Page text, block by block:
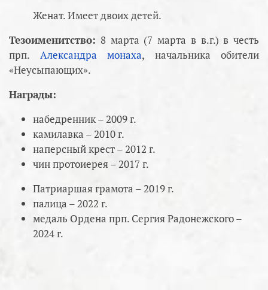
Женат. Имеет двоих детей.
Тезоименитство: 8 марта (7 марта в в.г.) в честь
прп. Александра монаха, начальника обители
«Неусыпающих».
Награды:
набедренник – 2009 г.
камилавка – 2010 г.
наперсный крест – 2012 г.
чин протоиерея – 2017 г.
Патриаршая грамота – 2019 г.
палица – 2022 г.
медаль Ордена прп. Сергия Радонежского –
2024 г.